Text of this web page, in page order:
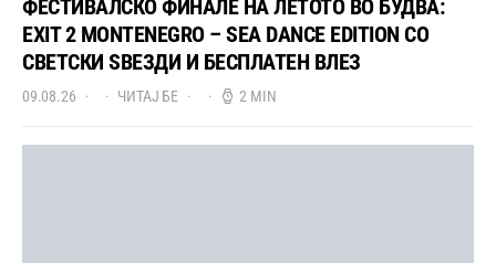
ФЕСТИВАЛСКО ФИНАЛЕ НА ЛЕТОТО ВО БУДВА:
EXIT 2 MONTENEGRO – SEA DANCE EDITION СО
СВЕТСКИ ЅВЕЗДИ И БЕСПЛАТЕН ВЛЕЗ
09.08.26 ЧИТАЈ БЕ 2 MIN